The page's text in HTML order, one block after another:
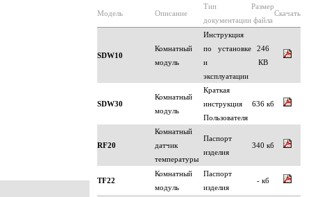
Модель Описание
Тип
документации
Размер
файла
Скачать
SDW10
Комнатный
модуль
Инструкция
по установке
и
эксплуатации
246
КВ
SDW30
Комнатный
модуль
Краткая
инструкция
Пользователя
636 кб
RF20
Комнатный
датчик
температуры
Паспорт
изделия
340 кб
TF22
Комнатный
модуль
Паспорт
изделия
- кб